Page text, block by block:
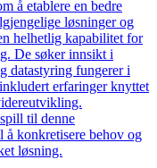
å etablere en bedre
løsninger og
helhetlig kapabilitet for
De søker innsikt i
datastyring fungerer i
erfaringer knyttet
til denne
å konkretisere behov og
løsning.